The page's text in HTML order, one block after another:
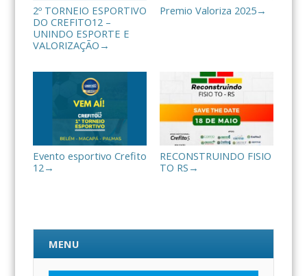
2º TORNEIO ESPORTIVO
DO CREFITO12 –
UNINDO ESPORTE E
VALORIZAÇÃO →
Premio Valoriza 2025→
Evento esportivo Crefito
12 →
RECONSTRUINDO FISIO
TO RS →
MENU